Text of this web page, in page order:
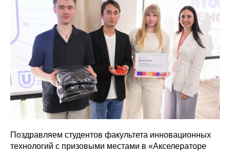
Поздравляем студентов факультета инновационных
технологий с призовыми местами в «Акселераторе